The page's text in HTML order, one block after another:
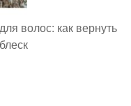
волос: как вернуть